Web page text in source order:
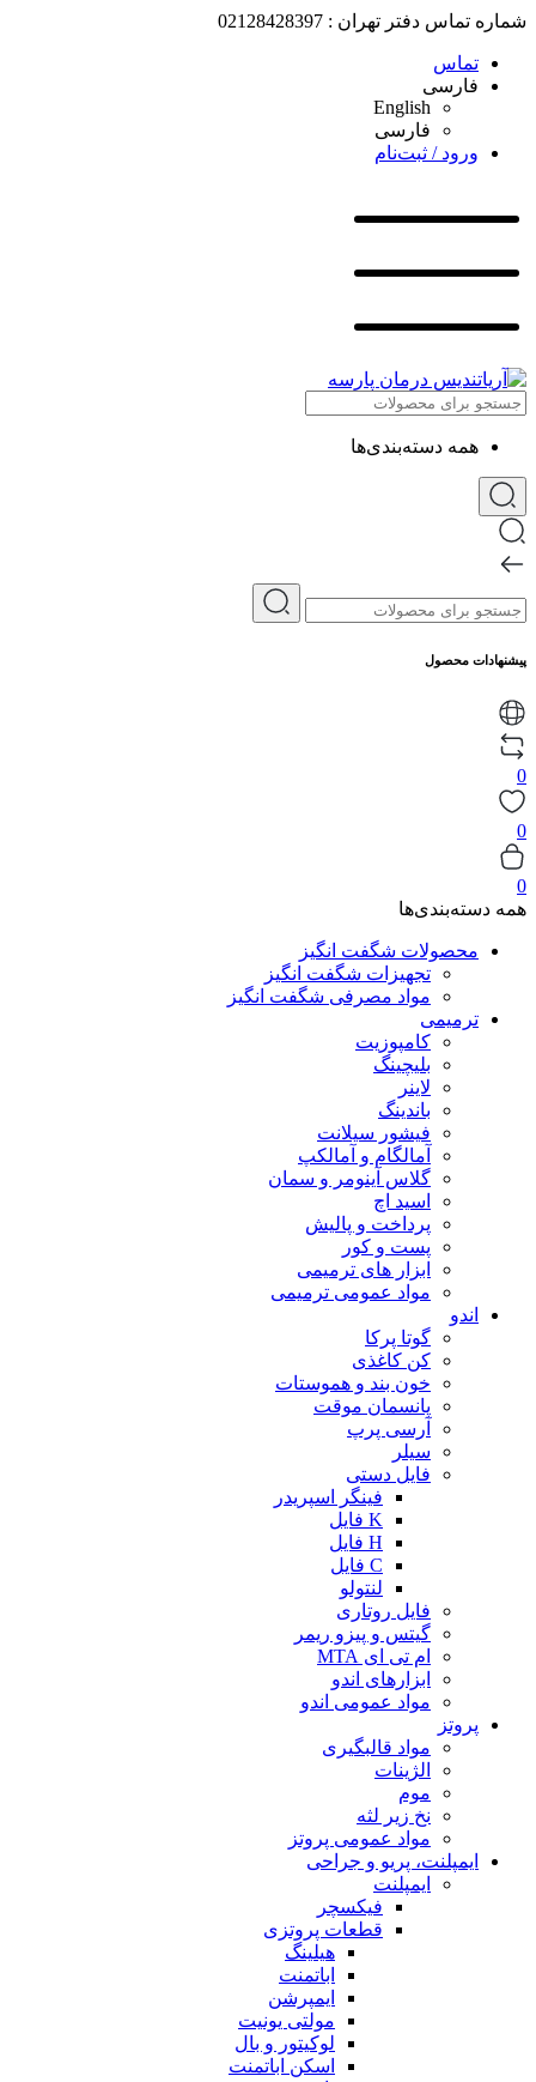
شماره تماس دفتر تهران : 02128428397
تماس
فارسی
English
فارسی
ورود / ثبت‌نام
همه دسته‌بندی‌ها
پیشنهادات محصول
0
0
0
همه دسته‌بندی‌ها
محصولات شگفت انگیز
تجهیزات شگفت انگیز
مواد مصرفی شگفت انگیز
ترمیمی
کامپوزیت
بلیچینگ
لاینر
باندینگ
فیشور سیلانت
آمالگام و آمالکپ
گلاس آینومر و سمان
اسید اچ
پرداخت و پالیش
پست و کور
ابزار های ترمیمی
مواد عمومی ترمیمی
اندو
گوتا پرکا
کن کاغذی
خون بند و هموستات
پانسمان موقت
آرسی پرپ
سیلر
فایل دستی
فینگر اسپریدر
K فایل
H فایل
C فایل
لنتولو
فایل روتاری
گیتس و پیزو ریمر
ام تی ای MTA
ابزارهای اندو
مواد عمومی اندو
پروتز
مواد قالبگیری
الژینات
موم
نخ زیر لثه
مواد عمومی پروتز
ایمپلنت، پریو و جراحی
ایمپلنت
فیکسچر
قطعات پروتزی
هیلینگ
اباتمنت
ایمپرشن
مولتی یونیت
لوکیتور و بال
اسکن اباتمنت